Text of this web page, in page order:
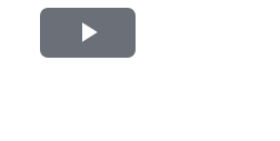
Reproducir